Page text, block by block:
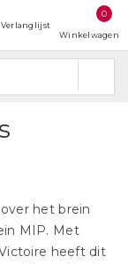
Verlanglijst
0
Winkelwagen
het brein
MIP. Met
heeft dit